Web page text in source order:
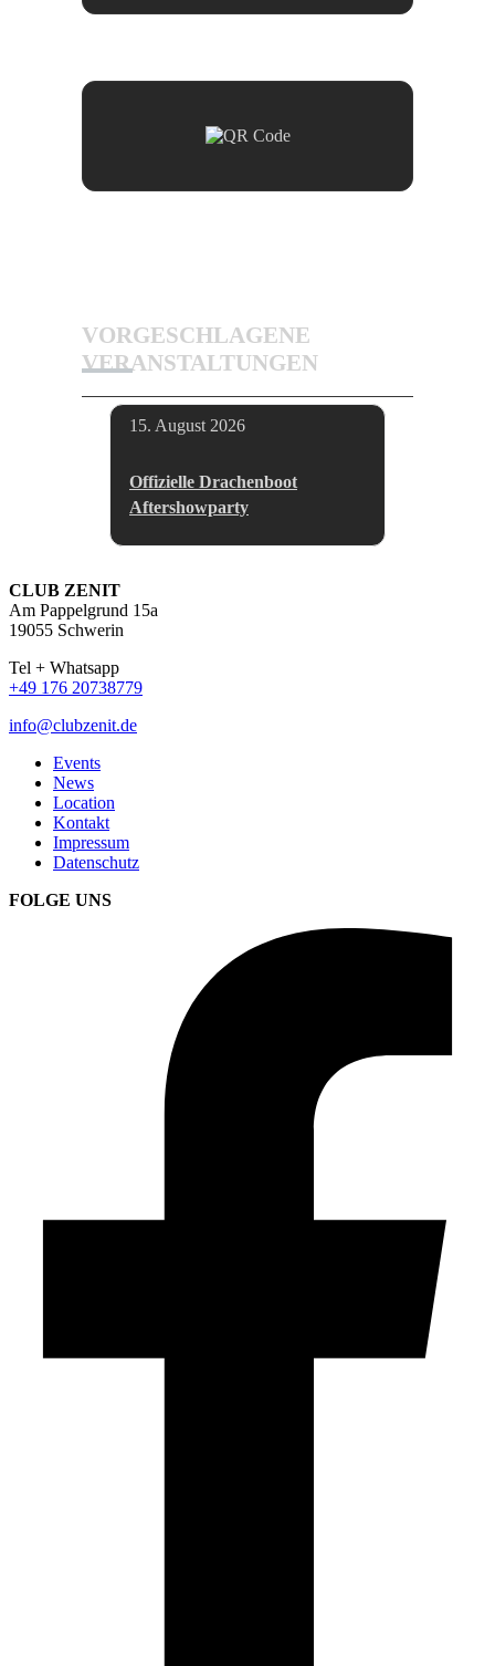
VORGESCHLAGENE
VERANSTALTUNGEN
15. August 2026
Offizielle Drachenboot
Aftershowparty
CLUB ZENIT
Am Pappelgrund 15a
19055 Schwerin
Tel + Whatsapp
+49 176 20738779
info@clubzenit.de
Events
News
Location
Kontakt
Impressum
Datenschutz
FOLGE UNS